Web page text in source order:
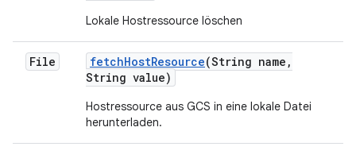
Lokale Hostressource löschen
File fetchHostResource(String name ,
String value)
Hostressource aus GCS in eine lokale Datei
herunterladen.